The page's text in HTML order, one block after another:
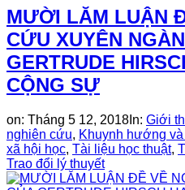
MƯỜI LĂM LUẬN
CỨU XUYÊN
GERTRUDE
CỘNG SỰ
on: Tháng 5 12, 2018 In: Giới
nghiên cứu, Khuynh hướng
xã hội học, Tài liệu học thuật,
Trao đổi lý thuyết